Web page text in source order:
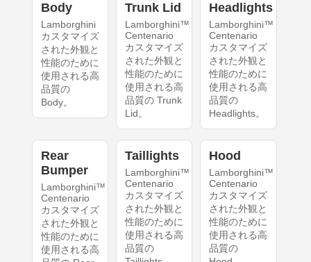
Body
Lamborghini
カスタマイズ
された外観と
性能のために
使用される高
品質の
Body。
Trunk Lid
Lamborghini™
Centenario
カスタマイズ
された外観と
性能のために
使用される高
品質の Trunk
Lid。
Headlights
Lamborghini™
Centenario
カスタマイズ
された外観と
性能のために
使用される高
品質の
Headlights。
Rear
Bumper
Lamborghini™
Centenario
カスタマイズ
された外観と
性能のために
使用される高
Taillights
Lamborghini™
Centenario
カスタマイズ
された外観と
性能のために
使用される高
品質の
Hood
Lamborghini™
Centenario
カスタマイズ
された外観と
性能のために
使用される高
品質の